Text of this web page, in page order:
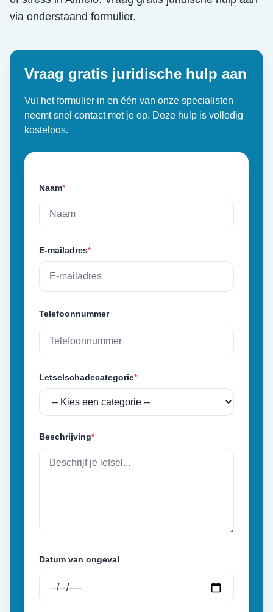
via onderstaand formulier.
Vraag gratis juridische hulp aan
Vul het formulier in en één van onze specialisten
neemt snel contact met je op. Deze hulp is volledig
kosteloos.
Naam*
E-mailadres*
Telefoonnummer
Letselschadecategorie*
Beschrijving*
Datum van ongeval